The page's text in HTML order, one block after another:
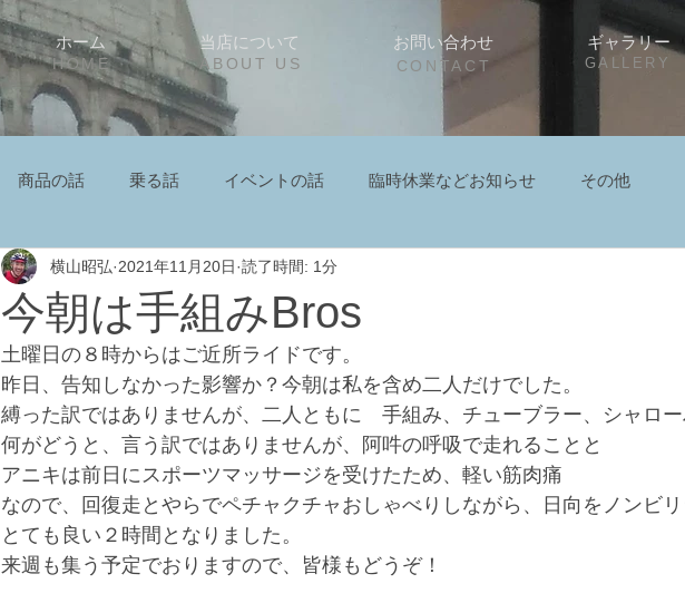
ホーム 当店について お問い合わせ ギャラリー
HOME ABOUT US GALLERY
CONTACT
商品の話 乗る話 イベントの話 臨時休業などお知らせ その他
今朝は手組みBros
横山昭弘 2021年11月20日 読了時間: 1分
土曜日の８時からはご近所ライドです。
昨日、告知しなかった影響か？今朝は私を含め二人だけでした。
縛った訳ではありませんが、二人ともに　手組み、チューブラー、シャロ
何がどうと、言う訳ではありませんが、阿吽の呼吸で走れることと
アニキは前日にスポーツマッサージを受けたため、軽い筋肉痛
なので、回復走とやらでペチャクチャおしゃべりしながら、日向をノンビ
とても良い２時間となりました。
来週も集う予定でおりますので、皆様もどうぞ！